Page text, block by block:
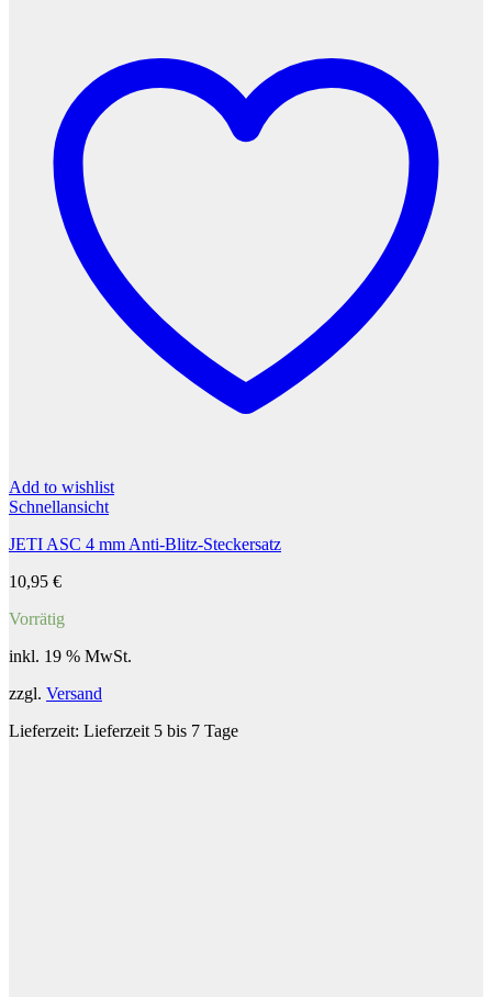
Add to wishlist
Schnellansicht
JETI ASC 4 mm Anti-Blitz-Steckersatz
10,95 €
Vorrätig
inkl. 19 % MwSt.
zzgl. Versand
Lieferzeit: Lieferzeit 5 bis 7 Tage